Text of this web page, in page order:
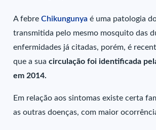
A febreChikungunya é uma patologia
transmitida pelo mesmo mosquito das
enfermidades já citadas, porém, é
que a suacirculação foi identificada
em 2014.
Em relação aos sintomas existe certa
as outras doenças, com maior